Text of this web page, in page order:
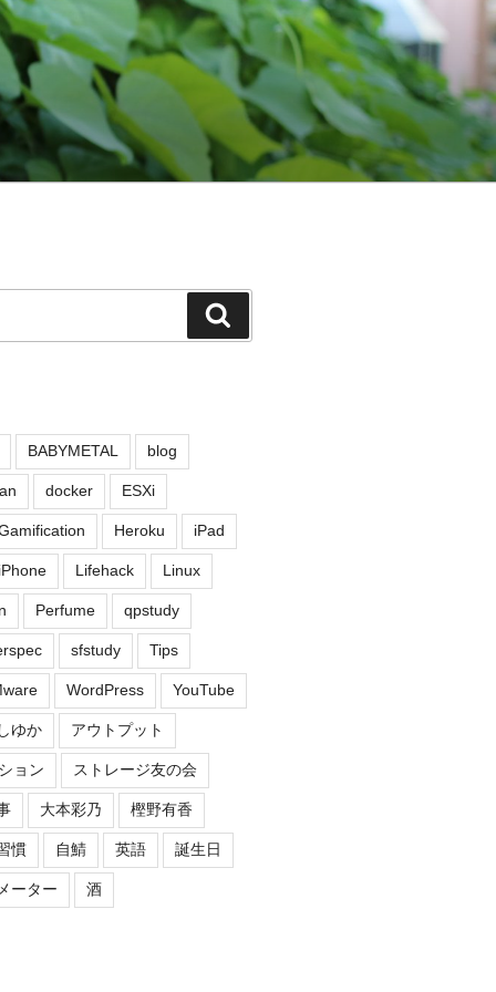
索
BABYMETAL blog
docker ESXi
Heroku iPad
Lifehack Linux
Perfume qpstudy
sfstudy Tips
WordPress YouTube
ゆか アウトプット
ョン ストレージ友の会
大本彩乃 樫野有香
慣 自鯖 英語 誕生日
ーター 酒